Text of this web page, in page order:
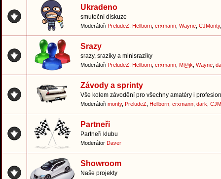
Ukradeno
smuteční diskuze
Moderátoři PreludeZ Hellborn crxmann Wayne CJMonty
Srazy
srazy, srazíky a minisrazíky
Moderátoři PreludeZ Hellborn crxmann M@jk Wayne
Závody a sprinty
Vše kolem závodění pro všechny amatéry i
Moderátoři monty, PreludeZ Hellborn crxmann dark
Partneři
Partneři klubu
Moderátor Daver
Showroom
Naše projekty